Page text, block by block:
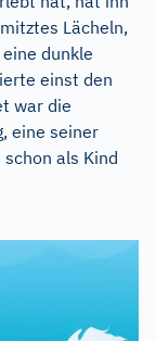
Lächeln,
dunkle
einst den
war die
eine seiner
als Kind